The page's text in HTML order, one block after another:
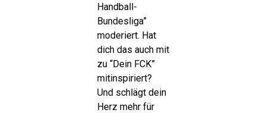
Handball-
Bundesliga”
moderiert. Hat
dich das auch mit
zu “Dein FCK”
mitinspiriert?
Und schlägt dein
Herz mehr für